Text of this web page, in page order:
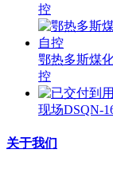
控
鄂热多斯煤
控
现场DSQN-
关于我们